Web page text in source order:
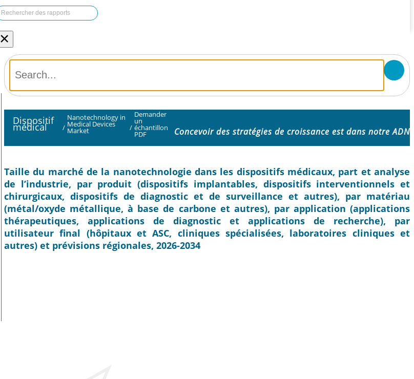
×
Dispositif
médical /
Nanotechnology in
Medical Devices
Market /
Demander
un
échantillon
PDF Concevoir des stratégies de croissance est dans notre ADN
Taille du marché de la nanotechnologie dans les dispositifs médicaux, part et analyse
de l’industrie, par produit (dispositifs implantables, dispositifs interventionnels et
chirurgicaux, dispositifs de diagnostic et de surveillance et autres), par matériau
(métal/oxyde métallique, à base de carbone et autres), par application (applications
thérapeutiques, applications de diagnostic et applications de recherche), par
utilisateur final (hôpitaux et ASC, cliniques spécialisées, laboratoires cliniques et
autres) et prévisions régionales, 2026-2034